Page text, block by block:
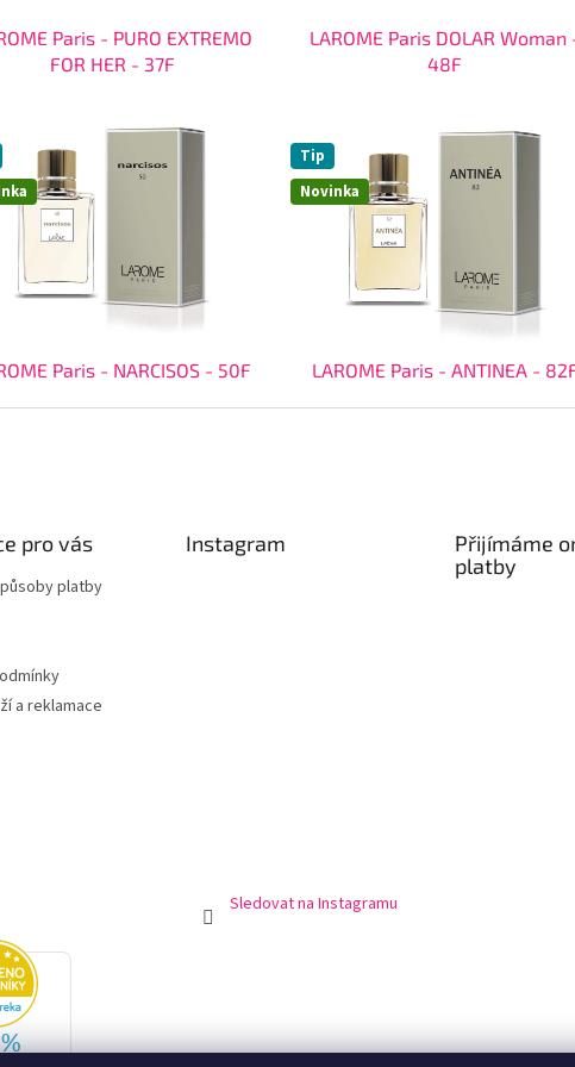
Paris - PURO EXTREMO
FOR HER - 37F
LAROME Paris DOLAR Woman
48F
Paris - NARCISOS - 50F
Novinka
Tip
LAROME Paris - ANTINEA -
pro vás
platby
a reklamace
Instagram
Sledovat na Instagramu
Přijímáme
platby